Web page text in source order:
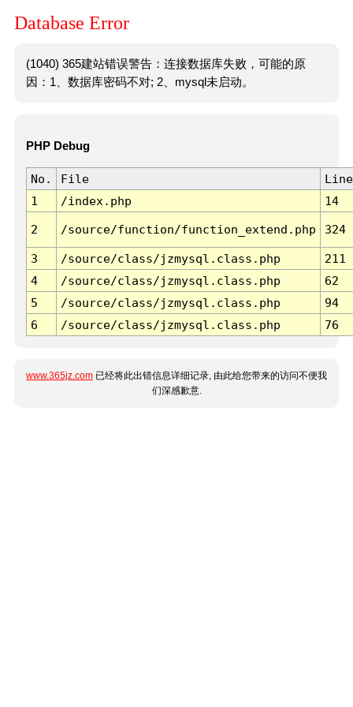
Database Error
(1040) 365建站错误警告：连接数据库失败，可能的原
因：1、数据库密码不对; 2、mysql未启动。
PHP Debug
No. File
Line
1
/index.php 14
2 /source/function/function_extend.php 324
3 /source/class/jzmysql.class.php
211
4
/source/class/jzmysql.class.php
62
5
/source/class/jzmysql.class.php
94
6
/source/class/jzmysql.class.php 76
www.365jz.com 已经将此出错信息详细记录, 由此给您带来的访问不便我
们深感歉意.